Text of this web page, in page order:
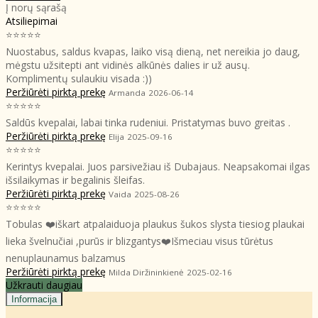
Į norų sąrašą
Atsiliepimai
⭐⭐⭐⭐⭐
Nuostabus, saldus kvapas, laiko visą dieną, net nereikia jo daug,
mėgstu užsitepti ant vidinės alkūnės dalies ir už ausų.
Komplimentų sulaukiu visada :))
Peržiūrėti pirktą prekę Armanda 2026-06-14
⭐⭐⭐⭐⭐
Saldūs kvepalai, labai tinka rudeniui. Pristatymas buvo greitas .
Peržiūrėti pirktą prekę Elija 2025-09-16
⭐⭐⭐⭐⭐
Kerintys kvepalai. Juos parsivežiau iš Dubajaus. Neapsakomai ilgas
išsilaikymas ir begalinis šleifas.
Peržiūrėti pirktą prekę Vaida 2025-08-26
⭐⭐⭐⭐⭐
Tobulas ❤️iškart atpalaiduoja plaukus šukos slysta tiesiog plaukai
lieka švelnučiai ,purūs ir blizgantys❤️Išmeciau visus tūrėtus
nenuplaunamus balzamus
Peržiūrėti pirktą prekę Milda Diržininkienė 2025-02-16
Užkrauti daugiau
Informacija